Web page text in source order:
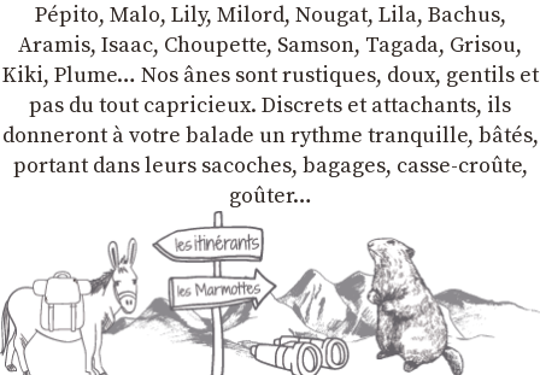
Pépito, Malo, Lily, Milord, Nougat, Lila, Bachus,
Aramis, Isaac, Choupette, Samson, Tagada, Grisou,
Kiki, Plume… Nos ânes sont rustiques, doux, gentils et
pas du tout capricieux. Discrets et attachants, ils
donneront à votre balade un rythme tranquille, bâtés,
portant dans leurs sacoches, bagages, casse-croûte,
goûter…